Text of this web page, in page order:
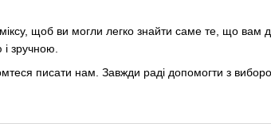
щоб ви могли легко знайти саме те, що вам
зручною.
писати нам. Завжди раді допомогти з